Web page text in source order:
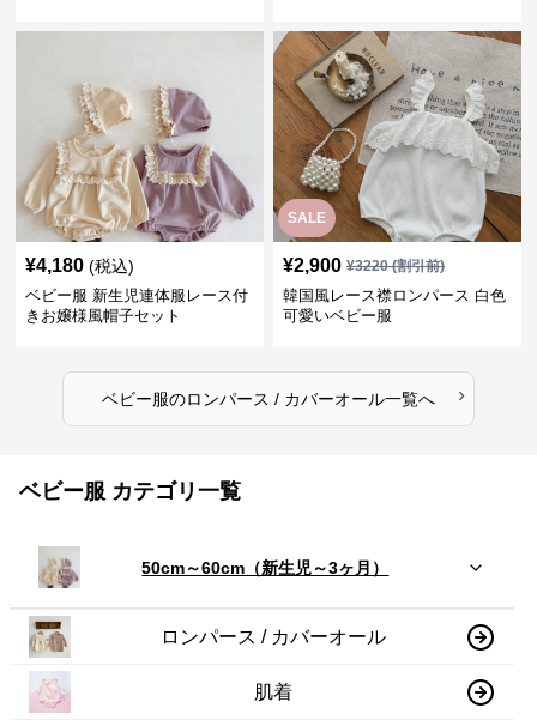
¥4,180 (税込)
ベビー服 新生児連体服レース付
きお嬢様風帽子セット
SALE
¥2,900 ¥3220(割引前)
韓国風レース襟ロンパース 白色
可愛いベビー服
ベビー服のロンパース / カバーオール一覧へ ›
ベビー服 カテゴリ一覧
50cm～60cm（新生児～3ヶ月）
ロンパース / カバーオール
肌着